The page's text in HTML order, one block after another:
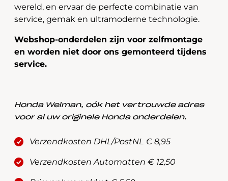
wereld, en ervaar de perfecte combinatie van
service, gemak en ultramoderne technologie.
Webshop-onderdelen zijn voor zelfmontage
en worden niet door ons gemonteerd tijdens
service.
Honda Welman, oók het vertrouwde adres
voor al uw originele Honda onderdelen.
Verzendkosten DHL/PostNL € 8,95
Verzendkosten Automatten € 12,50